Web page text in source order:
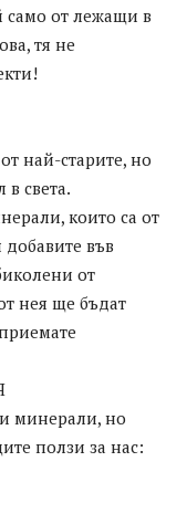
само от лежащи в
тя не
най-старите, но
света.
които са от
добавите във
от
нея ще бъдат
минерали, но
ползи за нас: